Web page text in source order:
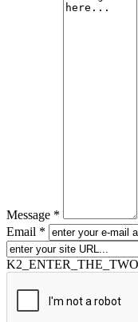
Message *
Email *